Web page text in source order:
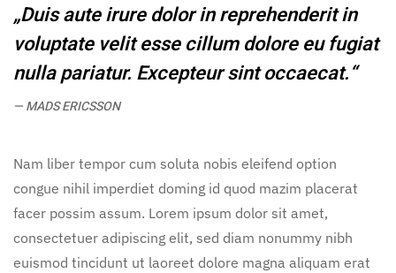
„Duis aute irure dolor in reprehenderit in
voluptate velit esse cillum dolore eu fugiat
nulla pariatur. Excepteur sint occaecat.“
MADS ERICSSON
Nam liber tempor cum soluta nobis eleifend option
congue nihil imperdiet doming id quod mazim placerat
facer possim assum. Lorem ipsum dolor sit amet,
consectetuer adipiscing elit, sed diam nonummy nibh
euismod tincidunt ut laoreet dolore magna aliquam erat